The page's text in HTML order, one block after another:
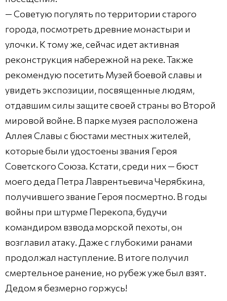
— Советую погулять по территории старого
города, посмотреть древние монастыри и
улочки. К тому же, сейчас идет активная
реконструкция набережной на реке. Также
рекомендую посетить Музей боевой славы и
увидеть экспозиции, посвященные людям,
отдавшим силы защите своей страны во Второй
мировой войне. В парке музея расположена
Аллея Славы с бюстами местных жителей,
которые были удостоены звания Героя
Советского Союза. Кстати, среди них — бюст
моего деда Петра Лаврентьевича Черябкина,
получившего звание Героя посмертно. В годы
войны при штурме Перекопа, будучи
командиром взвода морской пехоты, он
возглавил атаку. Даже с глубокими ранами
продолжал наступление. В итоге получил
смертельное ранение, но рубеж уже был взят.
Дедом я безмерно горжусь!